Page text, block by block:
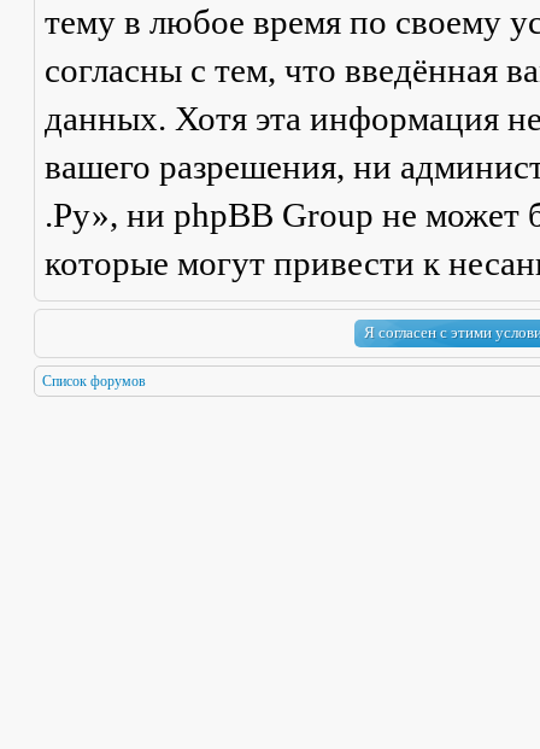
тему в любое время по своему
согласны с тем, что введённая
данных. Хотя эта информация
вашего разрешения, ни
.Ру», ни phpBB Group не может
которые могут привести к
Список форумов